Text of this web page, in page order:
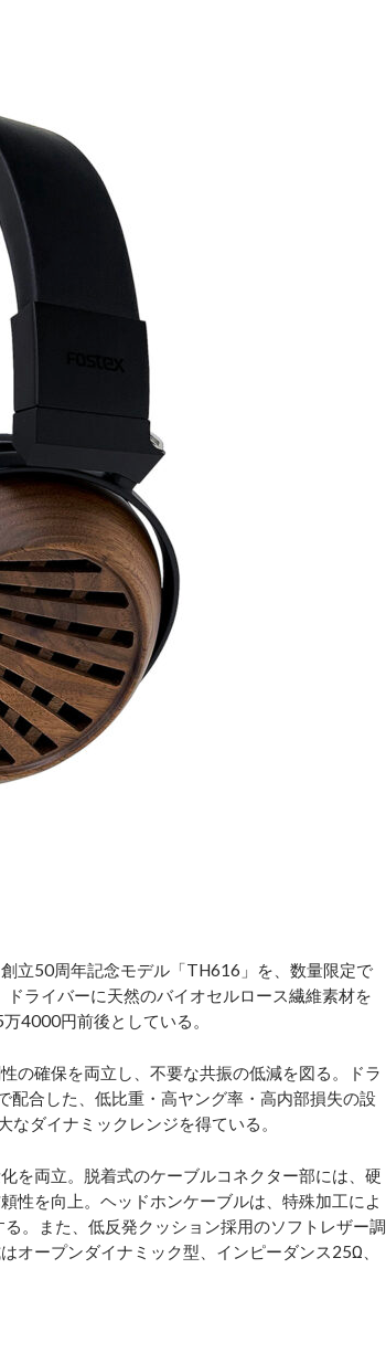
立50周年記念モデル「TH616」を、数量限定で
ライバーに天然のバイオセルロース繊維素材を
4000円前後としている。
の確保を両立し、不要な共振の低減を図る。ドラ
合した、低比重・高ヤング率・高内部損失の設
ダイナミックレンジを得ている。
を両立。脱着式のケーブルコネクター部には、硬
性を向上。ヘッドホンケーブルは、特殊加工によ
。また、低反発クッション採用のソフトレザー調
オープンダイナミック型、インピーダンス25Ω、